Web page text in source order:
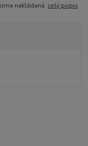
nakládaná. celý popis